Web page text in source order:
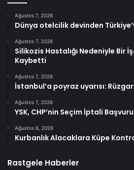
Ağustos 7, 2026
Dünya otelcilik devinden
Ağustos 7, 2026
Silikozis Hastalığı Nedeniyle Bir
Kaybetti
Ağustos 7, 2026
İstanbul’a poyraz uyarısı:
Ağustos 7, 2026
YSK, CHP’nin Seçim İptali
Ağustos 6, 2026
Kurbanlık Alacaklara Küpe
Rastgele Haberler